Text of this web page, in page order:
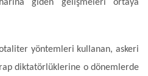
giden gelişmeleri ortaya
yöntemleri kullanan, askeri
diktatörlüklerine o dönemlerde